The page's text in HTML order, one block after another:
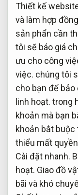
Thiết kế
và làm hợp
sản phẩn cần
tôi sẽ báo giá
ưu cho công
việc. chúng tôi
cho bạn để bảo
linh hoạt. trong
khoản mà bạn
khoản bắt
thiểu mất
Cài đặt nhanh.
hoạt. Giao đồ
bãi và khó